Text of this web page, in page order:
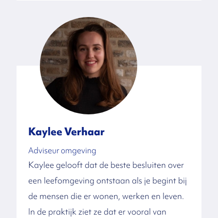
een samenleving voorbij onze dromen.
Die overtuiging komt uit de praktijk. Ludo
heeft een achtergrond als pionier in
uiteenlopende branches, steeds met de
behoeften van mensen als uitgangspunt en
de wil om daarin buitengewoon goed te
onder andere als participatiestrateeg en
marktontwikkelaar bij Buurkracht. Daarna
als programmamanager duurzaamheid bij
de gemeente Boxtel en Sint-Michielsgestel.
Hij hield zich daar bezig met
participatieprojecten, lokale
Kaylee Verhaar
Adviseur omgeving
Kaylee gelooft dat de beste besluiten over
een leefomgeving ontstaan als je begint bij
de mensen die er wonen, werken en leven.
In de praktijk ziet ze dat er vooral van